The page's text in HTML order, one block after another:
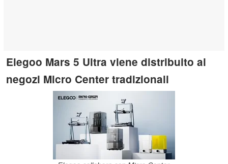
Elegoo Mars 5 Ultra viene distribuito ai
negozi Micro Center tradizionali